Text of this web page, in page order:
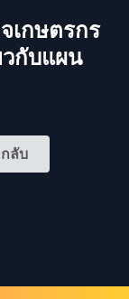
เกษตรกร
กับแผน
ลับ